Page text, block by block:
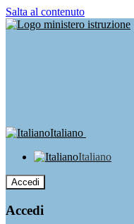
Salta al contenuto
Italiano
Italiano
Accedi
Accedi